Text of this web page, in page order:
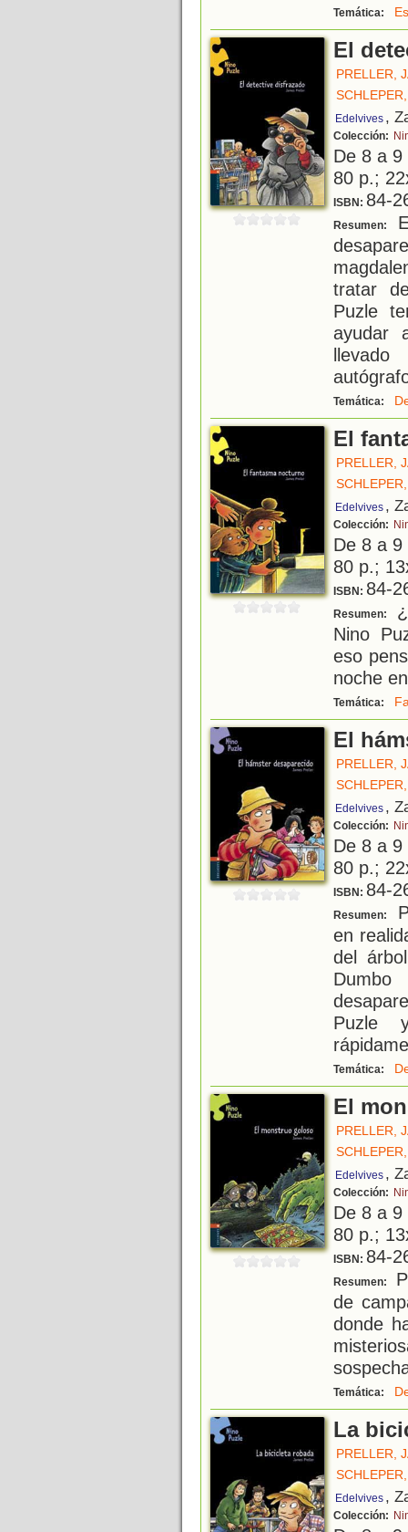
Temática:
El
PRELLER,
Edelvives ,
Colección:
De 8 a
80 p.;
ISBN: 84-
Resumen:
tratar
Puzle
ayudar
Temática:
El
PRELLER,
Edelvives ,
Colección:
De 8 a
80 p.;
ISBN: 84-
Resumen:
Nino
eso
noche
Temática:
El
PRELLER,
Edelvives ,
Colección:
De 8 a
80 p.;
ISBN: 84-
Resumen:
en
del
Puzle
Temática:
El
PRELLER,
Edelvives ,
Colección:
De 8 a
80 p.;
ISBN: 84-
Resumen:
de
donde
Temática:
La
PRELLER,
Edelvives ,
Colección: